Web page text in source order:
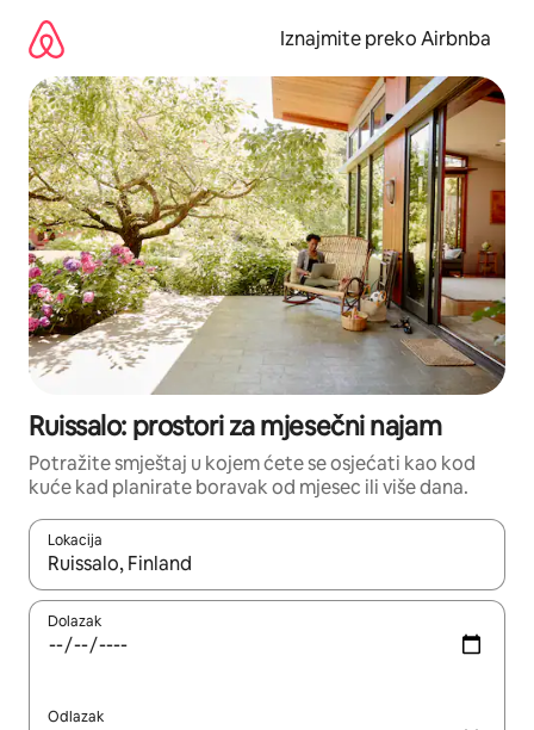
sadržaj
Iznajmite preko Airbnba
Ruissalo: prostori za mjesečni najam
Potražite smještaj u kojem ćete se osjećati kao kod
kuće kad planirate boravak od mjesec ili više dana.
Lokacija
Kada budu dostupni rezultati, moći ćete ih pregledati
Dolazak
Odlazak